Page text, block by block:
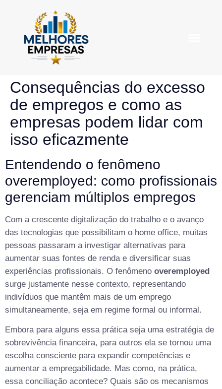
Consequências do excesso
de empregos e como as
empresas podem lidar com
isso eficazmente
Entendendo o fenômeno
overemployed: como profissionais
gerenciam múltiplos empregos
Com a crescente digitalização do trabalho e o avanço
das tecnologias que possibilitam o home office, muitas
pessoas passaram a investigar alternativas para
aumentar suas fontes de renda e diversificar suas
experiências profissionais. O fenômeno overemployed
surge justamente nesse contexto, representando
indivíduos que mantêm mais de um emprego
simultaneamente, seja em regime formal ou informal.
Embora para alguns essa prática seja uma estratégia de
sobrevivência financeira, para outros ela se tornou uma
escolha consciente para expandir competências e
aumentar a empregabilidade. Mas como, na prática,
essa conciliação acontece? Quais são os mecanismos